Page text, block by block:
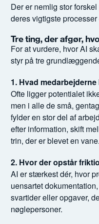
Der er nemlig stor
deres vigtigste
Tre ting, der afgør,
For at vurdere, hvor AI
styr på tre
1. Hvad
Ofte ligger potentialet
men i alle de små,
fylder en stor del af
efter information, skift
trin, der er blevet en vane.
2. Hvor der opstår
AI er stærkest dér, hvor
uensartet
svartider eller opgaver,
nøglepersoner.